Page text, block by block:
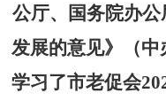
公厅、国务院办
发展的意见》（中
学习了市老促会